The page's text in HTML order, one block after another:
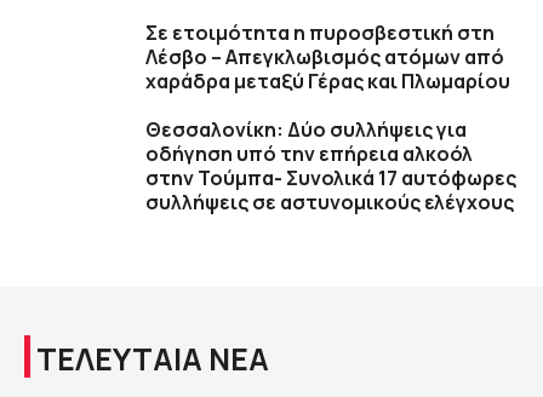
Σε ετοιμότητα η πυροσβεστική στη
Λέσβο – Απεγκλωβισμός ατόμων από
χαράδρα μεταξύ Γέρας και Πλωμαρίου
Θεσσαλονίκη: Δύο συλλήψεις για
οδήγηση υπό την επήρεια αλκοόλ
στην Τούμπα- Συνολικά 17 αυτόφωρες
συλλήψεις σε αστυνομικούς ελέγχους
ΤΕΛΕΥΤΑΙΑ ΝΕΑ